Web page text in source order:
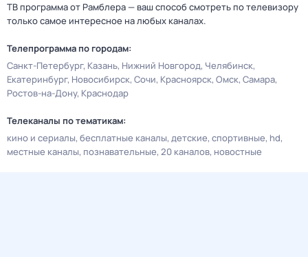
ТВ программа от Рамблера — ваш способ смотреть по телевизору
только самое интересное на любых каналах.
Телепрограмма по городам:
Санкт-Петербург Казань Нижний Новгород Челябинск
Екатеринбург Новосибирск Сочи Красноярск Омск Самара
Ростов-на-Дону Краснодар
Телеканалы по тематикам:
кино и сериалы бесплатные каналы детские спортивные hd
местные каналы познавательные 20 каналов новостные